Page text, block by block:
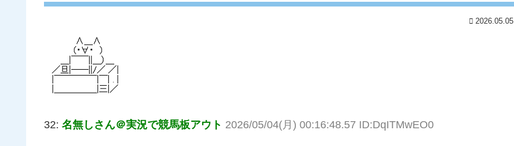
2026.05.05
32: 名無しさん＠実況で競馬板アウト 2026/05/04(月) 00:16:48.57 ID:DqITMwEO0